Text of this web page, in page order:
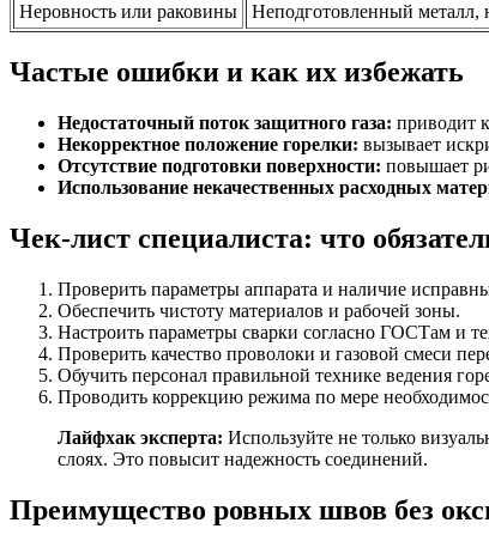
Неровность или раковины
Неподготовленный металл,
Частые ошибки и как их избежать
Недостаточный поток защитного газа: приводит
Некорректное положение горелки: вызывает
Отсутствие подготовки поверхности: повышает
Использование некачественных расходных
Чек-лист специалиста: что
Проверить параметры аппарата и наличие
Обеспечить чистоту материалов и рабочей зоны.
Настроить параметры сварки согласно ГОСТам и
Проверить качество проволоки и газовой смеси
Обучить персонал правильной технике ведения
Проводить коррекцию режима по мере
Лайфхак эксперта: Используйте не только
слоях. Это повысит надежность соединений.
Преимущество ровных швов без